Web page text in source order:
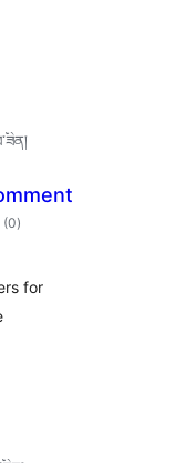
(0གདེང་
འཇོག་
)
for